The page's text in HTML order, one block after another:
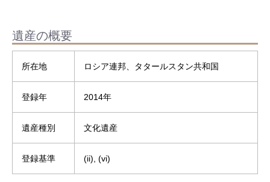
遺産の概要
所在地 ロシア連邦、タタールスタン共和国
登録年 2014年
遺産種別 文化遺産
登録基準 (ii), (vi)